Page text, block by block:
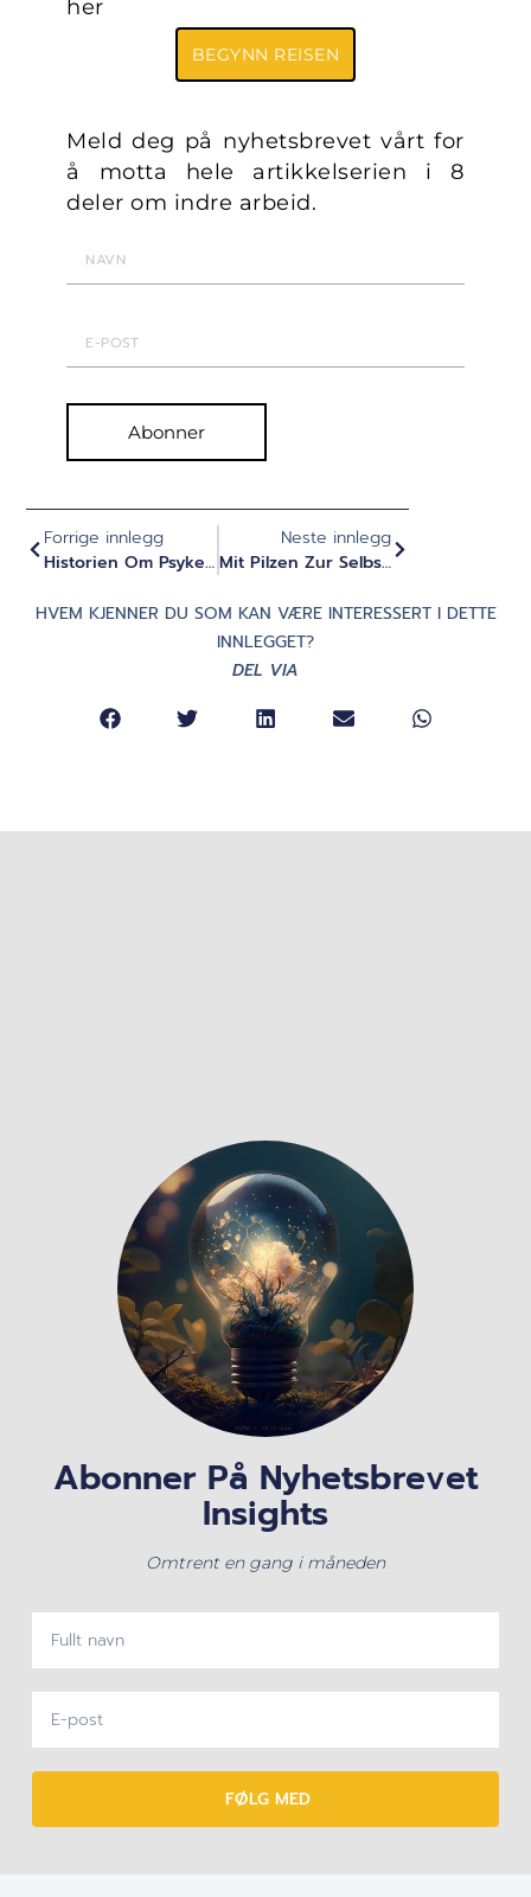
her
BEGYNN REISEN
Meld deg på nyhetsbrevet vårt for
å motta hele artikkelserien i 8
deler om indre arbeid.
Abonner
Forrige innlegg
Historien Om Psykedelika Som Eldgamle Bevissthetsteknologier (del 1)
Neste innlegg
Mit Pilzen Zur Selbstfindung - Podcast Mit Ralf Baumgarten Über Psychedelika Als Entwicklungsbeschleuniger
HVEM KJENNER DU SOM KAN VÆRE INTERESSERT I DETTE
INNLEGGET?
DEL VIA
Abonner På Nyhetsbrevet
Insights
Omtrent en gang i måneden
FØLG MED